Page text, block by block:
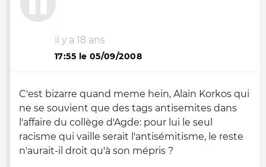
il y a 18 ans
17:55 le 05/09/2008
C'est bizarre quand meme hein, Alain Korkos qui
ne se souvient que des tags antisemites dans
l'affaire du collège d'Agde: pour lui le seul
racisme qui vaille serait l'antisémitisme, le reste
n'aurait-il droit qu'à son mépris ?